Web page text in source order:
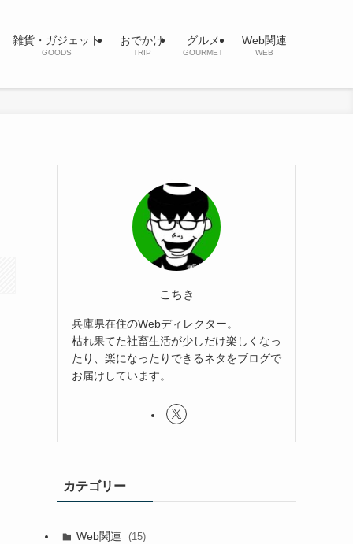
雑貨・ガジェット
GOODS
おでかけ
TRIP
グルメ
GOURMET
Web関連
WEB
こちき
兵庫県在住のWebディレクター。
枯れ果てた社畜生活が少しだけ楽しくなっ
たり、楽になったりできるネタをブログで
お届けしています。
カテゴリー
Web関連 (15)